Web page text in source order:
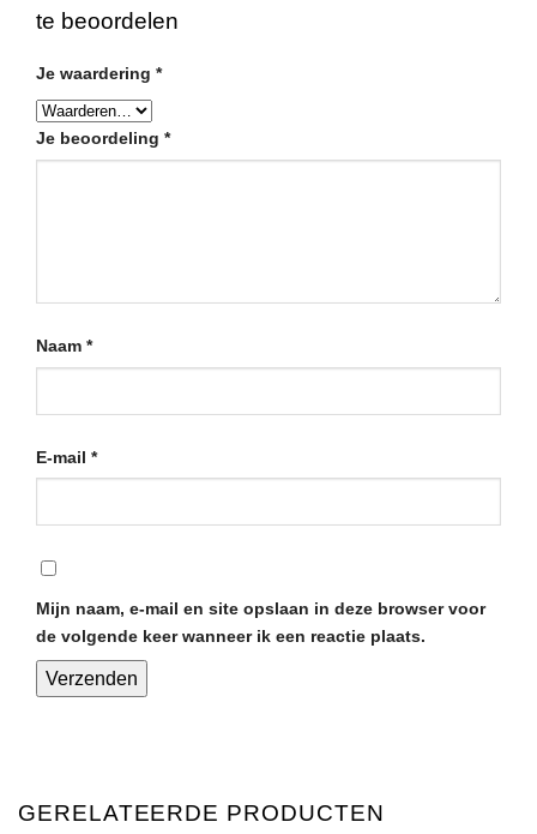
te beoordelen
Je waardering *
Je beoordeling *
Naam *
E-mail *
Mijn naam, e-mail en site opslaan in deze browser voor
de volgende keer wanneer ik een reactie plaats.
GERELATEERDE PRODUCTEN